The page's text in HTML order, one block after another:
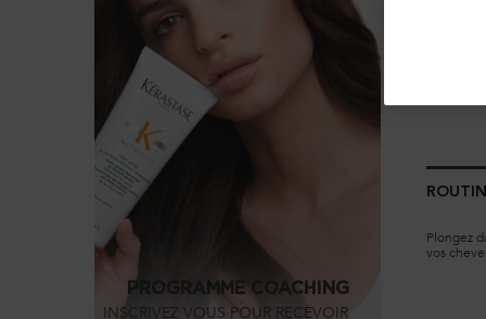
PROGRAMME COACHING​
INSCRIVEZ VOUS POUR RECEVOIR
Plongez
vos